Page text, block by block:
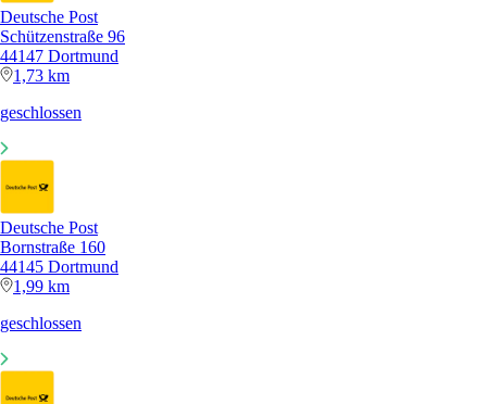
Deutsche Post
Schützenstraße 96
44147 Dortmund
1,73 km
geschlossen
Deutsche Post
Bornstraße 160
44145 Dortmund
1,99 km
geschlossen